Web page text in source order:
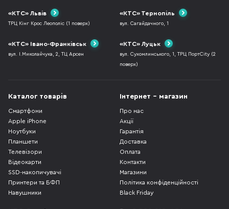
«КТС» Львів
ТРЦ Кінг Крос Леополіс (1 поверх)
«КТС» Тернопіль
вул. Сагайдачного, 1
«КТС» Івано-Франківськ
вул. І.Миколайчука, 2, ТЦ Арсен
«КТС» Луцьк
вул. Сухомлинського, 1, ТРЦ ПортCity (2
поверх)
Каталог товарів
Смартфони
Apple iPhone
Ноутбуки
Планшети
Телевізори
Відеокарти
SSD-накопичувачі
Принтери та БФП
Навушники
Інтернет - магазин
Про нас
Акції
Гарантія
Доставка
Оплата
Контакти
Магазини
Політика конфіденційності
Black Friday